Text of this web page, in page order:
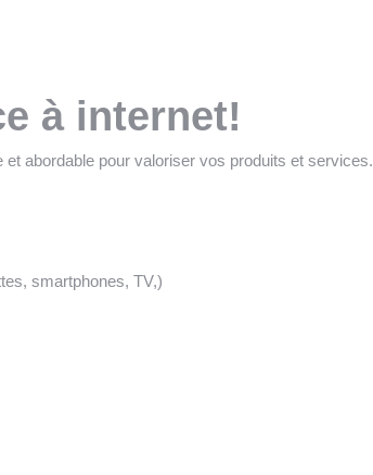
à internet!
abordable pour valoriser vos produits et services.
smartphones, TV,)